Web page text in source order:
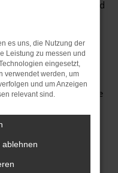
Ausstattung und
Motorisierung. Wir
den Škoda Kodiaq
Import sowie als
haben Sie die
komplett selbst, mit
unterwegs sind. Wir
für all Ihre Fragen Rede
es uns, die Nutzung der
Leistung zu messen und
eingesetzt,
verwendet werden, um
und um Anzeigen
relevant sind.
ablehnen